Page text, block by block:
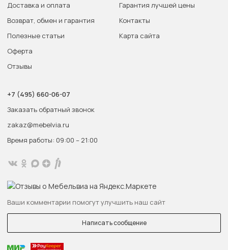
Доставка и оплата
Возврат, обмен и гарантия
Полезные статьи
Оферта
Отзывы
Гарантия лучшей цены
Контакты
Карта сайта
+7 (495) 660-06-07
Заказать обратный звонок
zakaz@mebelvia.ru
Время работы: 09:00 – 21:00
Ваши комментарии помогут улучшить наш сайт
Написать сообщение